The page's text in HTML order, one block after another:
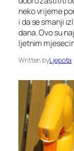
neko vrijeme
i da se smanji
dana. Ovo su
ljetnim
Written byLjepota